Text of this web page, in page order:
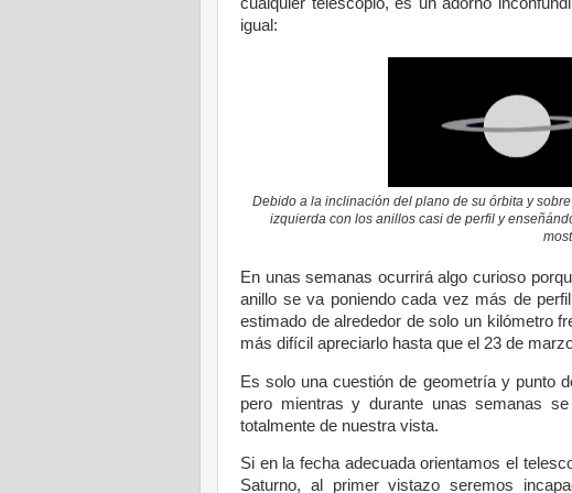
igual:
Debido a la inclinación del plano de su órbita y
izquierda con los anillos casi de perfil y
En unas semanas ocurrirá algo curioso
anillo se va poniendo cada vez más de
estimado de alrededor de solo un kilómetro
más difícil apreciarlo hasta que el 23 de
Es solo una cuestión de geometría y punto
pero mientras y durante unas semanas
totalmente de nuestra vista.
Si en la fecha adecuada orientamos el
Saturno, al primer vistazo seremos